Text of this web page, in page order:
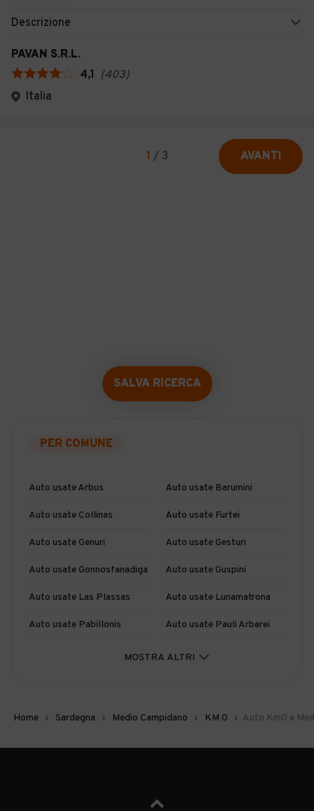
Descrizione
PAVAN S.R.L.
4,1 (403)
Italia
1 / 3 AVANTI
SALVA RICERCA
PER COMUNE
Auto usate Arbus Auto usate Barumini
Auto usate Collinas Auto usate Furtei
Auto usate Genuri Auto usate Gesturi
Auto usate Gonnosfanadiga Auto usate Guspini
Auto usate Las Plassas Auto usate Lunamatrona
Auto usate Pabillonis Auto usate Pauli Arbarei
Auto usate San Gavino
MOSTRA ALTRI
Home Sardegna Medio Campidano KM 0 Auto Km0 a